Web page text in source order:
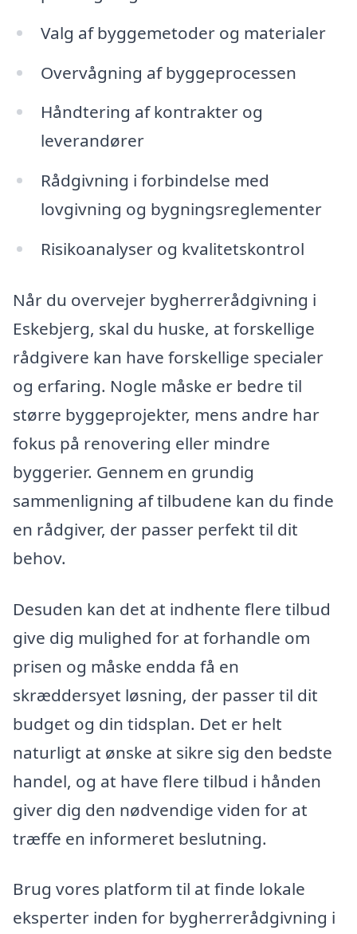
Valg af byggemetoder og materialer
Overvågning af byggeprocessen
Håndtering af kontrakter og
leverandører
Rådgivning i forbindelse med
lovgivning og bygningsreglementer
Risikoanalyser og kvalitetskontrol
Når du overvejer bygherrerådgivning i
Eskebjerg, skal du huske, at forskellige
rådgivere kan have forskellige specialer
og erfaring. Nogle måske er bedre til
større byggeprojekter, mens andre har
fokus på renovering eller mindre
byggerier. Gennem en grundig
sammenligning af tilbudene kan du finde
en rådgiver, der passer perfekt til dit
behov.
Desuden kan det at indhente flere tilbud
give dig mulighed for at forhandle om
prisen og måske endda få en
skræddersyet løsning, der passer til dit
budget og din tidsplan. Det er helt
naturligt at ønske at sikre sig den bedste
handel, og at have flere tilbud i hånden
giver dig den nødvendige viden for at
træffe en informeret beslutning.
Brug vores platform til at finde lokale
eksperter inden for bygherrerådgivning i